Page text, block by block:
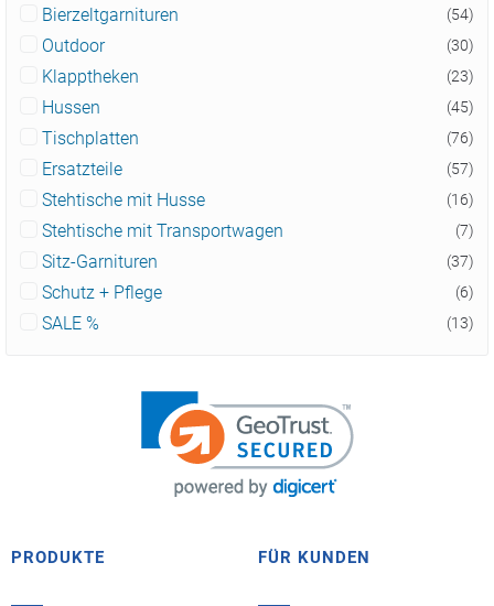
Bierzeltgarnituren (54)
Outdoor (30)
Klapptheken (23)
Hussen (45)
Tischplatten (76)
Ersatzteile (57)
Stehtische mit Husse (16)
Stehtische mit Transportwagen (7)
Sitz-Garnituren (37)
Schutz + Pflege (6)
SALE % (13)
PRODUKTE FÜR KUNDEN